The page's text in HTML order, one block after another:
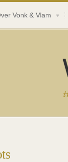
Vonk & Vlam